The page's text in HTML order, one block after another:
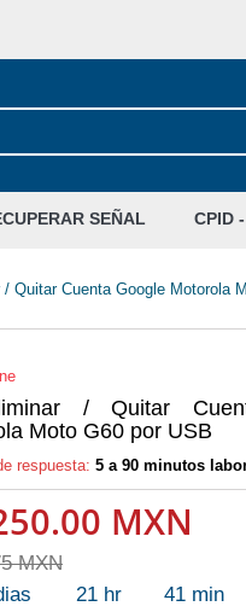
SEÑAL CPID
Quitar Cuenta Google Motorola
/ Quitar
Moto G60 por USB
respuesta: 5 a 90 minutos
MXN
MXN
21 hr 41 min